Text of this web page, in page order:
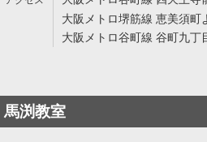
大阪メトロ堺筋線 恵美須町
大阪メトロ谷町線 谷町九丁
馬渕教室